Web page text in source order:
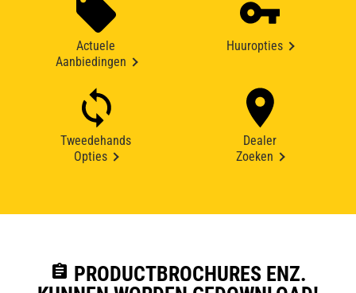
Actuele
Aanbiedingen
Huuropties
Tweedehands
Opties
Dealer
Zoeken
assignment PRODUCTBROCHURES ENZ.